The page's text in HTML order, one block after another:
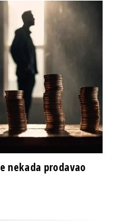
nekada prodavao